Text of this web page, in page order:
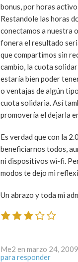
bonus, por horas
Restandole las horas
conectamos a nuestra
fonera el resultado
que compartimos sin
cambio, la cuota
estaría bien poder
o ventajas de algún
cuota solidaria. Así
promovería el dejarla
Es verdad que con la
beneficiarnos todos,
ni dispositivos wi-fi.
modos te dejo mi
Un abrazo y toda mi
para responder